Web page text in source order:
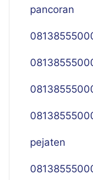
pancoran
pejaten